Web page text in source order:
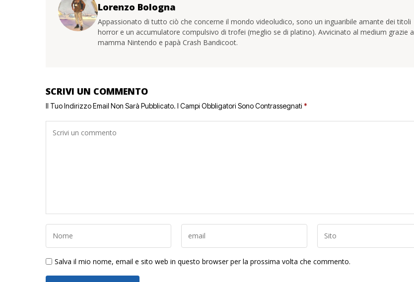
Lorenzo Bologna
Appassionato di tutto ciò che concerne il mondo videoludico, sono un inguaribile amante dei titoli
horror e un accumulatore compulsivo di trofei (meglio se di platino). Avvicinato al medium grazie a
mamma Nintendo e papà Crash Bandicoot.
SCRIVI UN COMMENTO
Il Tuo Indirizzo Email Non Sarà Pubblicato. I Campi Obbligatori Sono Contrassegnati *
Salva il mio nome, email e sito web in questo browser per la prossima volta che commento.